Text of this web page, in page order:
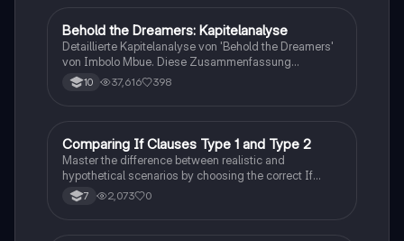
Englisch
Behold the Dreamers: Kapitelanalyse
Detaillierte Kapitelanalyse von 'Behold the Dreamers'
von Imbolo Mbue. Diese Zusammenfassung
behandelt zentrale Themen wie den nigerianischen
Traum, gesellschaftliche Kontexte und die
Romans auseinandersetzen möchten.
10 37,616 398
CEnglisch
Comparing If Clauses Type 1 and Type 2
Master the difference between realistic and
hypothetical scenarios by choosing the correct If
Clause type.
7 2,073 0